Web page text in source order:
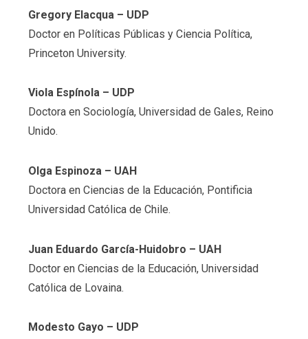
Gregory Elacqua – UDP
Doctor en Políticas Públicas y Ciencia Política,
Princeton University.
Viola Espínola – UDP
Doctora en Sociología, Universidad de Gales, Reino
Unido.
Olga Espinoza – UAH
Doctora en Ciencias de la Educación, Pontificia
Universidad Católica de Chile.
Juan Eduardo García-Huidobro – UAH
Doctor en Ciencias de la Educación, Universidad
Católica de Lovaina.
Modesto Gayo – UDP